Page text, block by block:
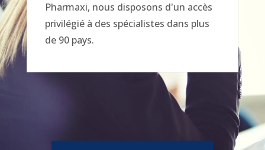
Pharmaxi, nous disposons d'un accès
privilégié à des spécialistes dans plus
de 90 pays.